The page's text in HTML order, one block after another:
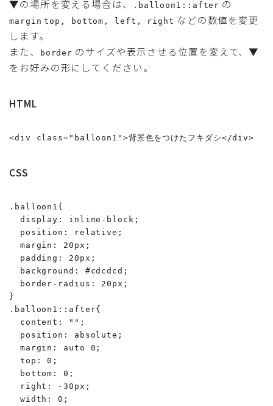
▼の場所を変える場合は、 .balloon1::after の
margin top, bottom, left, right などの数値を変更
します。
また、
border のサイズや表示させる位置を変えて、▼
をお好みの形にしてください。
HTML
<div class="balloon1">背景色をつけたフキダシ</div>
CSS
.balloon1{
  display: inline-block;
  position: relative;
  margin: 20px;
  padding: 20px;
  background: #cdcdcd;
  border-radius: 20px;
}
.balloon1::after{
  content: "";
  position: absolute;
  margin: auto 0;
  top: 0;
  bottom: 0;
  right: -30px;
  width: 0;